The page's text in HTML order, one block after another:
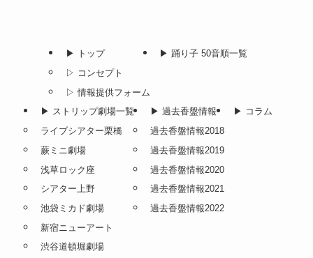
▶︎ トップ
▷ コンセプト
▷ 情報提供フォーム
▶︎ 踊り子 50音順一覧
▶︎ ストリップ劇場一覧
ライブシアター栗橋
蕨ミニ劇場
浅草ロック座
シアター上野
池袋ミカド劇場
新宿ニューアート
渋谷道頓堀劇場
▶︎ 過去香盤情報
過去香盤情報2018
過去香盤情報2019
過去香盤情報2020
過去香盤情報2021
過去香盤情報2022
▶︎ コラム